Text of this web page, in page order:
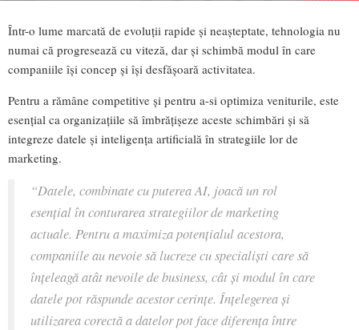
Într-o lume marcată de evoluții rapide și neașteptate, tehnologia nu
numai că progresează cu viteză, dar și schimbă modul în care
companiile își concep și își desfășoară activitatea.
Pentru a rămâne competitive și pentru a-si optimiza veniturile, este
esențial ca organizațiile să îmbrățișeze aceste schimbări și să
integreze datele și inteligența artificială în strategiile lor de
marketing.
“Datele, combinate cu puterea AI, joacă un rol
esențial în conturarea strategiilor de marketing
actuale. Pentru a maximiza potențialul acestora,
companiile au nevoie să lucreze cu specialiști care să
înțeleagă atât nevoile de business, cât și modul în care
datele pot răspunde acestor cerințe. Înțelegerea și
utilizarea corectă a datelor pot face diferența între